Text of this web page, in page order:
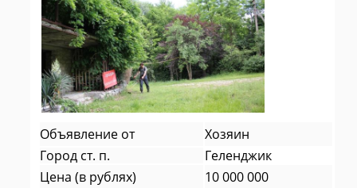
Объявление от
Хозяин
Город ст. п.
Геленджик
Цена (в рублях)
10 000 000